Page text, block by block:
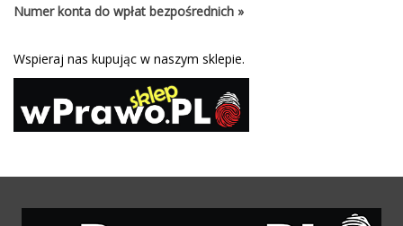
Numer konta do wpłat bezpośrednich »
Wspieraj nas kupując w naszym sklepie.